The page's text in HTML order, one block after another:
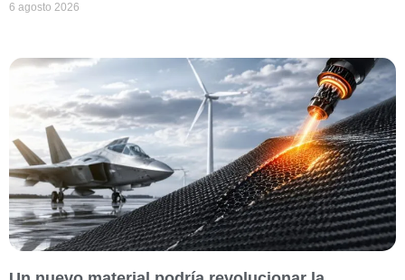
6 agosto 2026